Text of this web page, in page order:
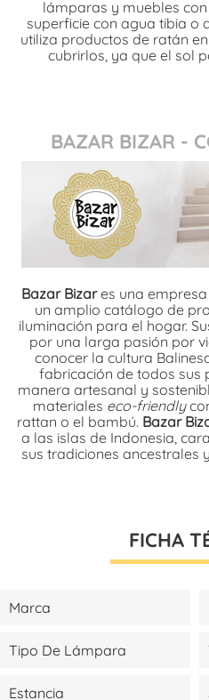
lámparas y muebles
superficie con agua tibia o
utiliza productos de ratán
cubrirlos, ya que el sol
BAZAR BIZAR -
Bazar Bizares una
un amplio catálogo de
iluminación para el hogar.
por una larga pasión por
conocer la cultura
fabricación de todos sus
manera artesanal y
materiales eco-friendly
rattan o el bambú. Bazar
a las islas de Indonesia,
sus tradiciones ancestrales
FICHA
Marca
Tipo De Lámpara
Estancia